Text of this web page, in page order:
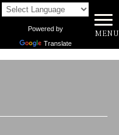
Powered by
Translate
MENU